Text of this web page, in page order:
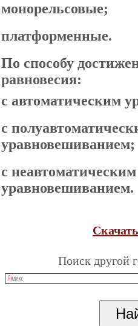
монорельсовые;
платформенные.
По способу
равновесия:
с автоматическим
с
уравновешиванием;
с неавтоматическим
уравновешиванием.
Поиск другой